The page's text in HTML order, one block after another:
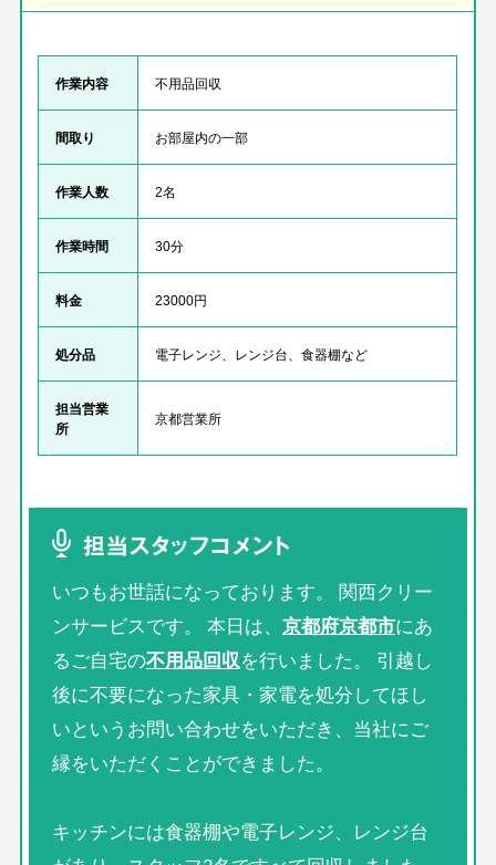
作業内容 不用品回収
間取り お部屋内の一部
作業人数 2名
作業時間 30分
料金 23000円
処分品 電子レンジ、レンジ台、食器棚など
担当営業
所
京都営業所
担当スタッフコメント
いつもお世話になっております。 関西クリー
ンサービスです。 本日は、 京都府京都市にあ
るご自宅の不用品回収を行いました。 引越し
後に不要になった家具・家電を処分してほし
いというお問い合わせをいただき、当社にご
縁をいただくことができました。
キッチンには食器棚や電子レンジ、レンジ台